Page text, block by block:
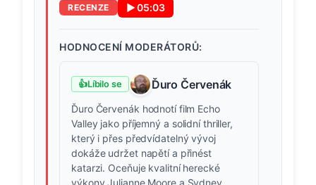
RECENZE ▶05:03
HODNOCENÍ MODERÁTORŮ:
👍Líbilo se Ďuro Červenák
Ďuro Červenák hodnotí film Echo
Valley jako příjemný a solidní thriller,
který i přes předvídatelný vývoj
dokáže udržet napětí a přinést
katarzi. Oceňuje kvalitní herecké
výkony Julianne Moore a Sydney